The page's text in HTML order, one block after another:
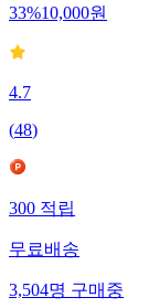
33%10,000원
4.7
(48)
300적립
무료배송
3,504명구매중